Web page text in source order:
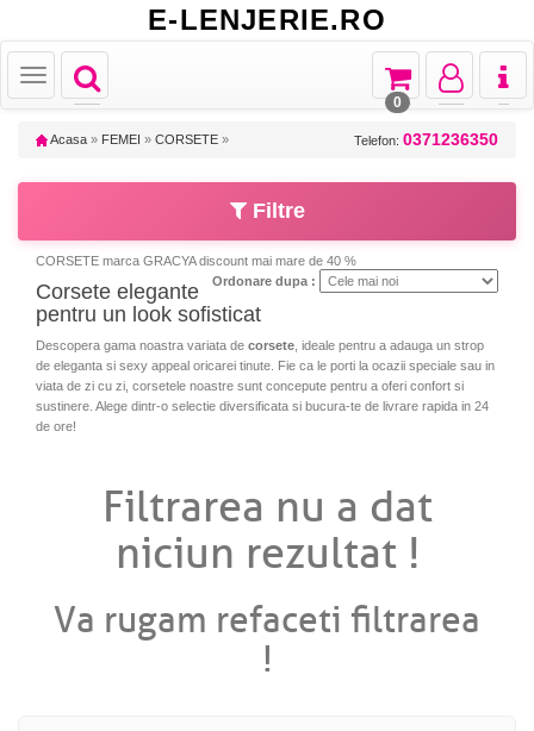
E-LENJERIE.RO
Toggle
navigation
Toggle
Toggle
navigation
Toggle
navigation
Toggle
navigation
0
Acasa » FEMEI » CORSETE » Telefon: 0371236350
Filtre
CORSETE marca GRACYA discount mai mare de 40 %
Ordonare dupa :
Corsete elegante
pentru un look sofisticat
Descopera gama noastra variata de corsete , ideale pentru a adauga un strop
de eleganta si sexy appeal oricarei tinute. Fie ca le porti la ocazii speciale sau in
viata de zi cu zi, corsetele noastre sunt concepute pentru a oferi confort si
sustinere. Alege dintr-o selectie diversificata si bucura-te de livrare rapida in 24
de ore!
Filtrarea nu a dat
niciun rezultat !
Va rugam refaceti filtrarea
!